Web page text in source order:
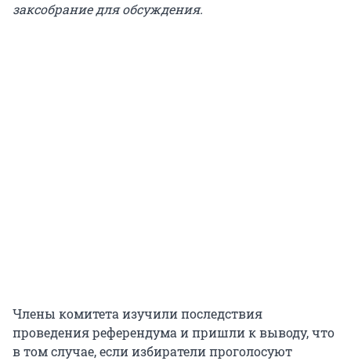
заксобрание для обсуждения.
Члены комитета изучили последствия
проведения референдума и пришли к выводу, что
в том случае, если избиратели проголосуют